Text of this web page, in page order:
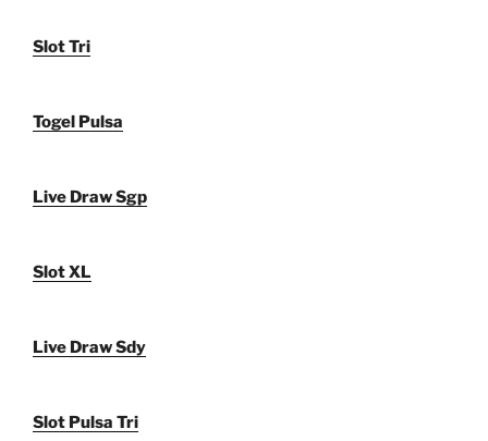
Slot Tri
Togel Pulsa
Live Draw Sgp
Slot XL
Live Draw Sdy
Slot Pulsa Tri